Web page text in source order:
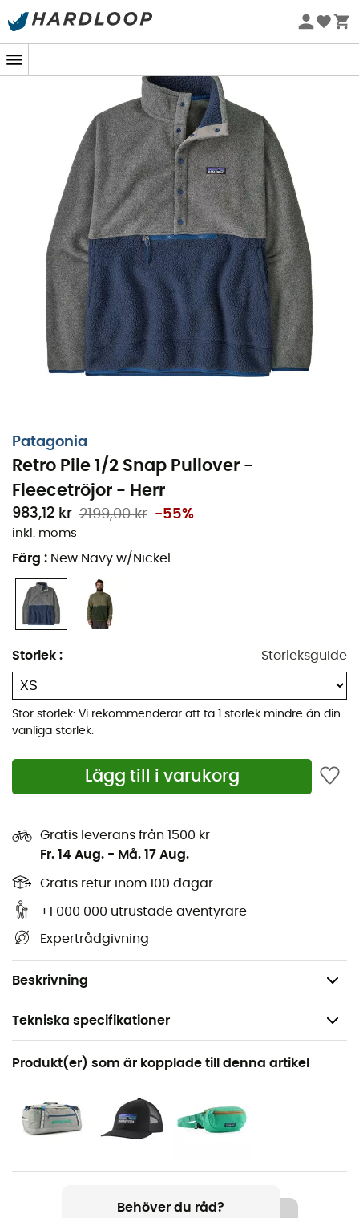
Sommarerbjudanden 🔥 -5 % EXTRA vid köp av 2 produkter*
Patagonia
Retro Pile 1/2 Snap Pullover -
Fleecetröjor - Herr
983,12 kr 2199,00 kr -55%
inkl. moms
Färg : New Navy w/Nickel
Storlek : Storleksguide
Stor storlek: Vi rekommenderar att ta 1 storlek mindre än din
vanliga storlek.
Lägg till i varukorg
Gratis leverans från 1500 kr
Fr. 14 Aug. - Må. 17 Aug.
Gratis retur inom 100 dagar
+1 000 000 utrustade äventyrare
Expertrådgivning
Beskrivning
män från Patagonia
funktionalitet för dina äventyr i naturen. Denna tröja
kombinerar det mjuka
återvunnen polyester
på bröstet och ärmarna, med ett
fårskinnsliknandePolartec®-material i återvunnen
polyester på nedre delen. Designad för svala dagar kan
denna fleecetrojorRetro Pile Half-Snap Fleece Pullover
bäras ensam eller som ett mellanlager. Dess
ventilationen, medankängurufickan
med dragkedja
håller dina viktiga saker säkra. Handvärmarfickor och
Kombination av Polartec® och Synchilla® material
för extra värme
Hög krage
Känguruficka med dragkedja
Material: 100% återvunnen polyester
Tekniska specifikationer
Rekommenderad för
Multi-aktivitet
Kön
Herr
Vikt
Produkt(er) som är kopplade till denna artikel
Behöver du råd?